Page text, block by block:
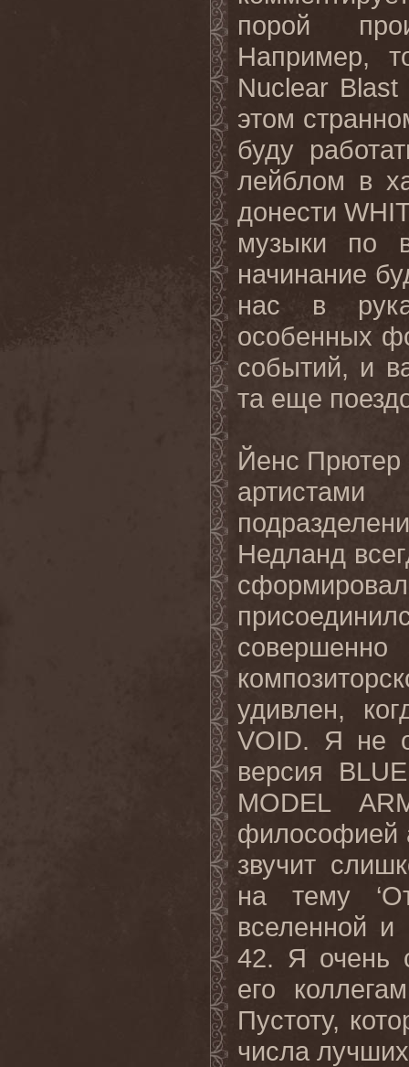
порой
Например,
Nuclear
этом
буду
лейблом в
донести
музыки по
начинание
нас в
особенных
событий, и
та еще
Йенс Прютер
Недланд
удивлен,
VOID. Я не
версия
MODEL
философией
звучит
на тему
вселенной и
42. Я очень
его
Пустоту,
числа